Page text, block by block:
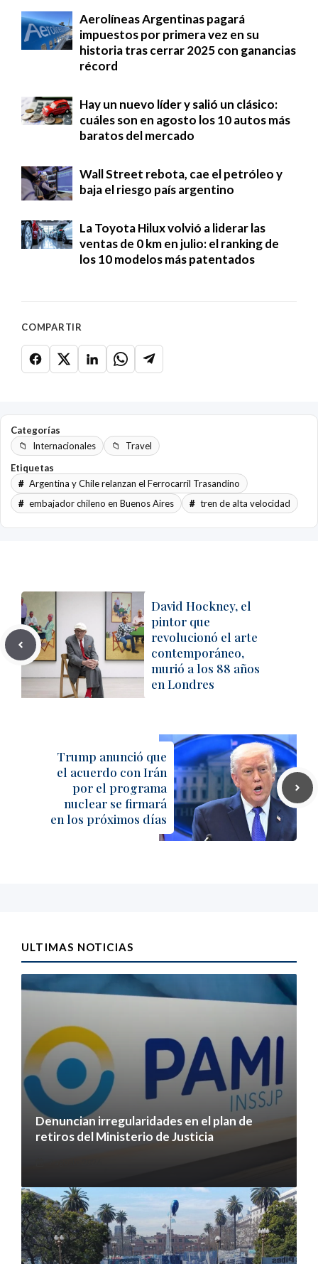
Aerolíneas Argentinas pagará
impuestos por primera vez en su
historia tras cerrar 2025 con ganancias
récord
Hay un nuevo líder y salió un clásico:
cuáles son en agosto los 10 autos más
baratos del mercado
Wall Street rebota, cae el petróleo y
baja el riesgo país argentino
La Toyota Hilux volvió a liderar las
ventas de 0 km en julio: el ranking de
los 10 modelos más patentados
COMPARTIR
Categorías
Internacionales
Travel
Etiquetas
Argentina y Chile relanzan el Ferrocarril Trasandino
embajador chileno en Buenos Aires
tren de alta velocidad
David Hockney, el
pintor que
revolucionó el arte
contemporáneo,
murió a los 88 años
en Londres
Trump anunció que
el acuerdo con Irán
por el programa
nuclear se firmará
en los próximos días
ULTIMAS NOTICIAS
Denuncian irregularidades en el plan de
retiros del Ministerio de Justicia